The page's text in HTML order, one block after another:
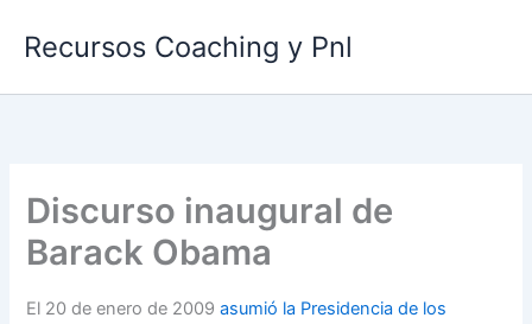
Recursos Coaching y Pnl
Discurso inaugural de
Barack Obama
El 20 de enero de 2009asumió la Presidencia de los